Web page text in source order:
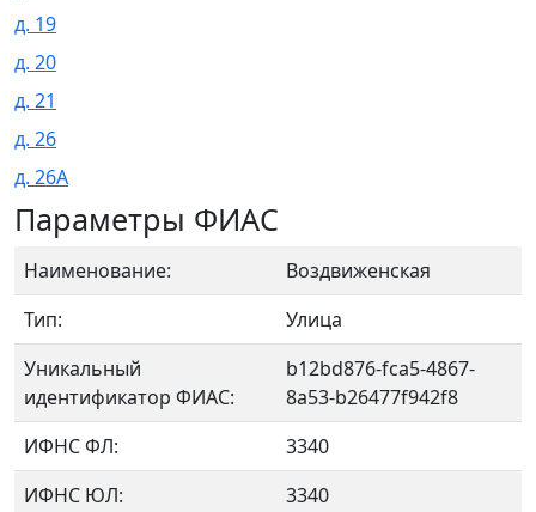
д. 19
д. 20
д. 21
д. 26
д. 26А
Параметры ФИАС
Наименование:
Воздвиженская
Тип:
Улица
Уникальный
идентификатор ФИАС:
b12bd876-fca5-4867-
8a53-b26477f942f8
ИФНС ФЛ:
3340
ИФНС ЮЛ:
3340